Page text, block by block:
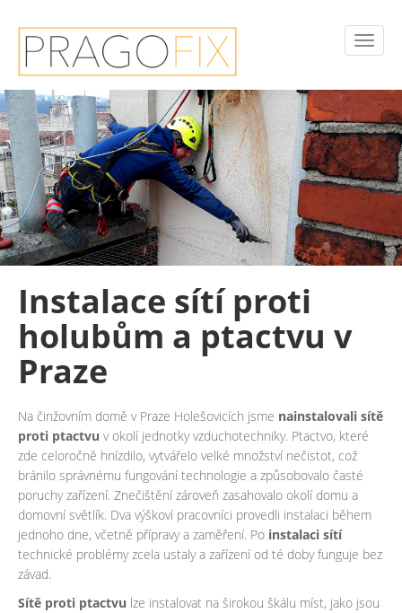
Instalace sítí proti
holubům a ptactvu v
Praze
Na činžovním domě v Praze Holešovicích jsme nainstalovali sítě
proti ptactvu v okolí jednotky vzduchotechniky. Ptactvo, které
zde celoročně hnízdilo, vytvářelo velké množství nečistot, což
bránilo správnému fungování technologie a způsobovalo časté
poruchy zařízení. Znečištění zároveň zasahovalo okolí domu a
domovní světlík. Dva výškoví pracovníci provedli instalaci během
jednoho dne, včetně přípravy a zaměření. Po instalaci sítí
technické problémy zcela ustaly a zařízení od té doby funguje bez
závad.
Sítě proti ptactvu lze instalovat na širokou škálu míst, jako jsou